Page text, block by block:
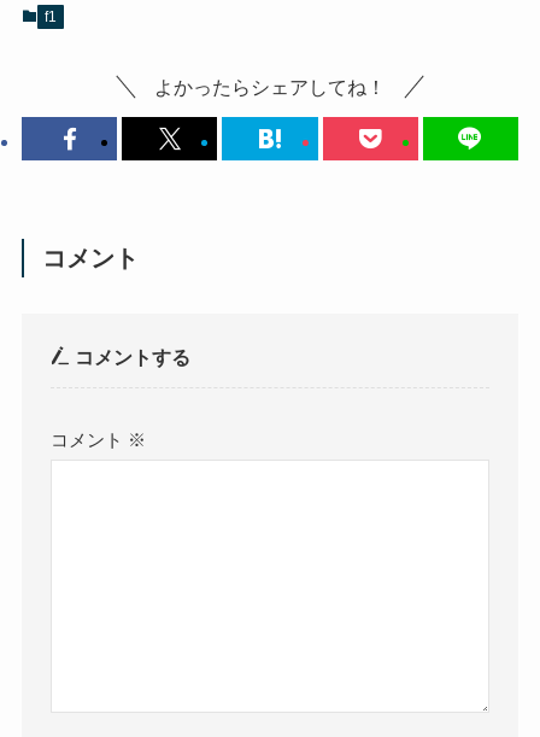
f1
よかったらシェアしてね！
コメント
コメントする
コメント ※